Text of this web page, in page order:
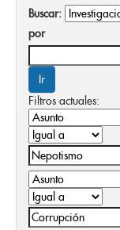
Buscar:
por
Filtros actuales: